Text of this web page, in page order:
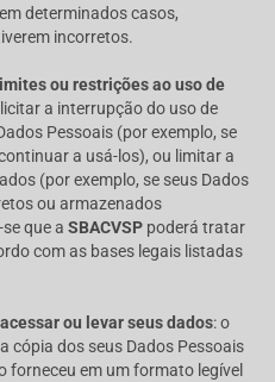
determinados casos,
incorretos.
ou restrições ao uso de
a interrupção do uso de
Pessoais (por exemplo, se
a usá-los), ou limitar a
(por exemplo, se seus Dados
ou armazenados
que a SBACVSP poderá tratar
com as bases legais listadas
ou levar seus dados: o
cópia dos seus Dados Pessoais
forneceu em um formato legível